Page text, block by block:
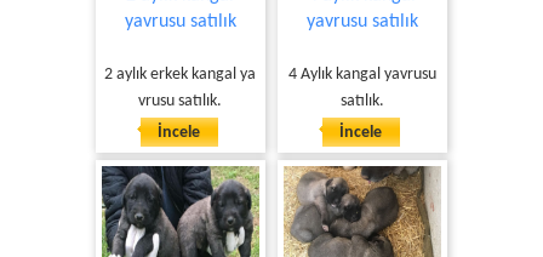
yavrusu satılık
2 aylık erkek kangal ya
vrusu satılık.
İncele
yavrusu satılık
4 Aylık kangal yavrusu
satılık.
İncele